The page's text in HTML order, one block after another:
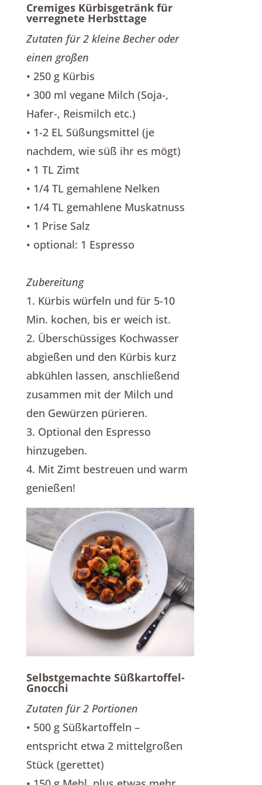
Cremiges Kürbisgetränk für
verregnete Herbsttage
Zutaten für 2 kleine Becher oder
einen großen
• 250 g Kürbis
• 300 ml vegane Milch (Soja-,
Hafer-, Reismilch etc.)
• 1-2 EL Süßungsmittel (je
nachdem, wie süß ihr es mögt)
• 1 TL Zimt
• 1/4 TL gemahlene Nelken
• 1/4 TL gemahlene Muskatnuss
• 1 Prise Salz
• optional: 1 Espresso
Zubereitung
1. Kürbis würfeln und für 5-10
Min. kochen, bis er weich ist.
2. Überschüssiges Kochwasser
abgießen und den Kürbis kurz
abkühlen lassen, anschließend
zusammen mit der Milch und
den Gewürzen pürieren.
3. Optional den Espresso
hinzugeben.
4. Mit Zimt bestreuen und warm
genießen!
Selbstgemachte Süßkartoffel-
Gnocchi
Zutaten für 2 Portionen
• 500 g Süßkartoffeln –
entspricht etwa 2 mittelgroßen
Stück (gerettet)